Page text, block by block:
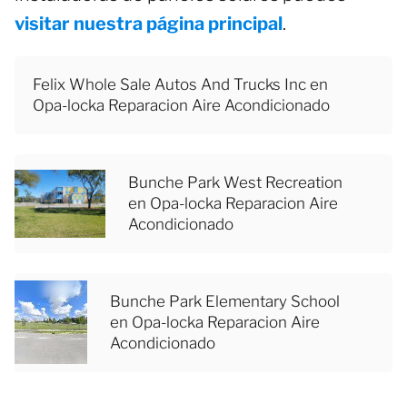
visitar nuestra página principal.
Felix Whole Sale Autos And Trucks Inc en
Opa-locka Reparacion Aire Acondicionado
Bunche Park West Recreation
en Opa-locka Reparacion Aire
Acondicionado
Bunche Park Elementary School
en Opa-locka Reparacion Aire
Acondicionado